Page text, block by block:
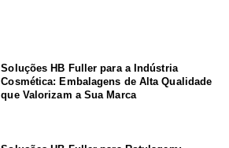
Soluções HB Fuller para a Indústria
Cosmética: Embalagens de Alta Qualidade
que Valorizam a Sua Marca